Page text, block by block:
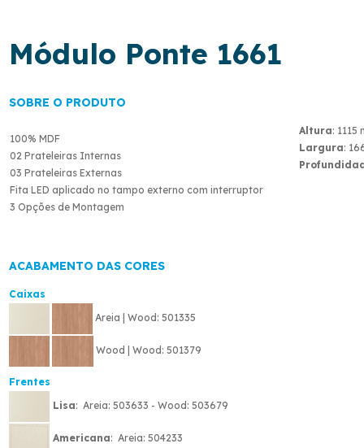
Módulo Ponte 1661
SOBRE O PRODUTO
100% MDF
02 Prateleiras Internas
03 Prateleiras Externas
Fita LED aplicado no tampo externo com interruptor
3 Opções de Montagem
Altura: 1115
Largura:
ACABAMENTO DAS CORES
Caixas
Areia | Wood: 501335
Wood | Wood: 501379
Frentes
Lisa: Areia: 503633 - Wood: 503679
Americana: Areia: 504233